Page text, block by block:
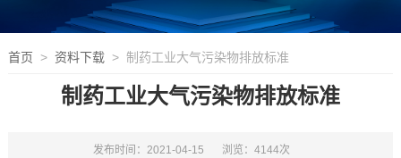
首页 > 资料下载> 制药工业大气污染物排放标准
制药工业大气污染物排放标准
发布时间：2021-04-15 浏览：4144次